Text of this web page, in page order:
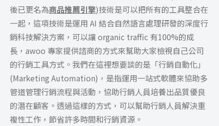
後已更名為商品推薦引擎)技術是可以把所有的工具整合在
一起，這項技術是運用 AI 結合自然語言處理研發的深度行
銷科技解決方案，可以讓 organic traffic 有100%的成
長，awoo 專家提供諮商的方式來幫助大家檢視自己公司
的行銷工具方式。我們在這裡想要談的是「行銷自動化」
(Marketing Automation)，是指運用一站式軟體來協助多
管道管理行銷流程與活動，協助行銷人員培養出品質優良
的潛在顧客。透過這樣的方式，可以幫助行銷人員解決重
複性工作，節省許多時間和行銷資源。